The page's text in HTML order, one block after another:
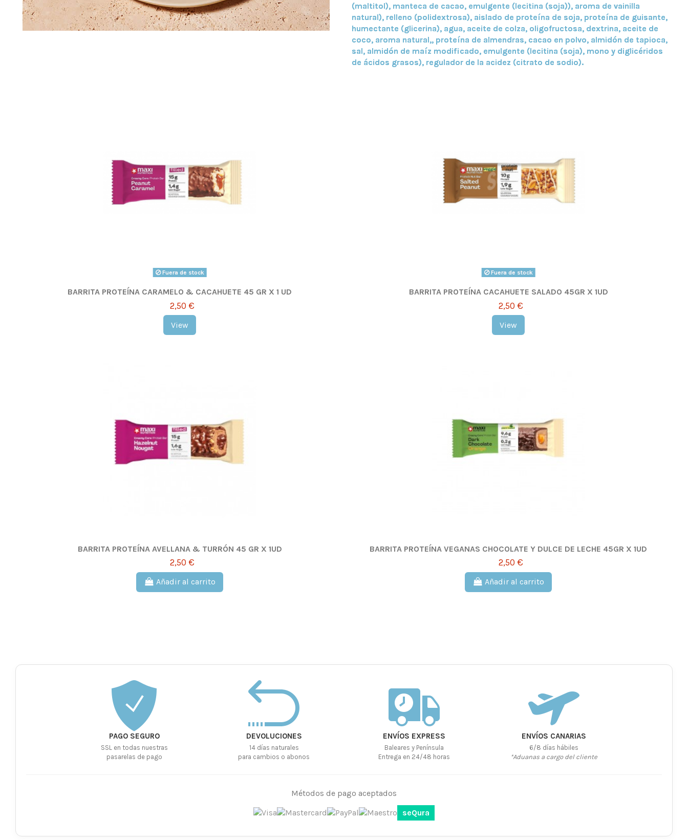
(maltitol), manteca de cacao, emulgente (lecitina (soja)), aroma de vainilla
natural), relleno (polidextrosa), aislado de proteína de soja, proteína de guisante,
humectante (glicerina), agua, aceite de colza, oligofructosa, dextrina, aceite de
coco, aroma natural,, proteína de almendras, cacao en polvo, almidón de tapioca,
sal, almidón de maíz modificado, emulgente (lecitina (soja), mono y diglicéridos
de ácidos grasos), regulador de la acidez (citrato de sodio).
Fuera de stock
BARRITA PROTEÍNA CARAMELO & CACAHUETE 45 GR X 1 UD
2,50 €
View
Fuera de stock
BARRITA PROTEÍNA CACAHUETE SALADO 45GR X 1UD
2,50 €
View
BARRITA PROTEÍNA AVELLANA & TURRÓN 45 GR X 1UD
2,50 €
Añadir al carrito
BARRITA PROTEÍNA VEGANAS CHOCOLATE Y DULCE DE LECHE 45GR X 1UD
2,50 €
Añadir al carrito
PAGO SEGURO
SSL en todas nuestras
pasarelas de pago
DEVOLUCIONES
14 días naturales
para cambios o abonos
ENVÍOS EXPRESS
Baleares y Península
Entrega en 24/48 horas
ENVÍOS CANARIAS
6/8 días hábiles
*Aduanas a cargo del cliente
Métodos de pago aceptados
seQura